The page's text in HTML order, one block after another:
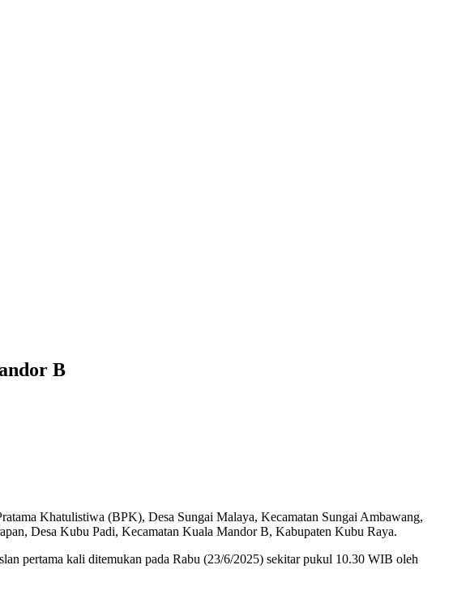
B
Khatulistiwa (BPK), Desa Sungai Malaya, Kecamatan Sungai Ambawang,
Desa Kubu Padi, Kecamatan Kuala Mandor B, Kabupaten Kubu Raya.
pertama kali ditemukan pada Rabu (23/6/2025) sekitar pukul 10.30 WIB oleh